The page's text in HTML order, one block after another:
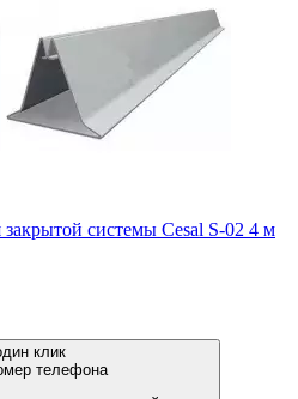
системы Cesal S-02 4 м
клик
телефона